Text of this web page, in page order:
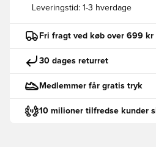
Leveringstid: 1-3 hverdage
Fri fragt ved køb over 699 kr
30 dages returret
Medlemmer får gratis tryk
10 milioner tilfredse kunder